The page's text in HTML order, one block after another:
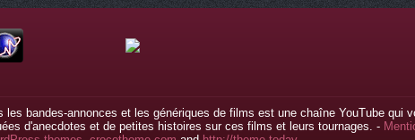
les bandes-annonces et les génériques de films est une chaîne YouTube qui
d'anecdotes et de petites histoires sur ces films et leurs tournages. -